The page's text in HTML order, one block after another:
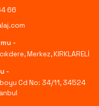
66
-
Merkez, KIRKLARELİ
-
Cd No: 34/11, 34524